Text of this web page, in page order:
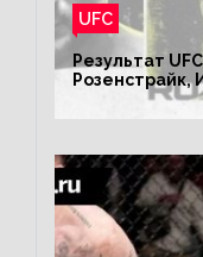
UFC
Результат
Розенстрайк,
турнира ЮФС